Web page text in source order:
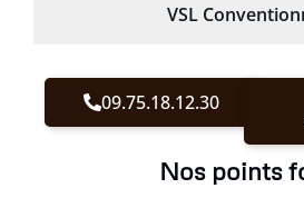
VSL
09.75.18.12.30
Nos points